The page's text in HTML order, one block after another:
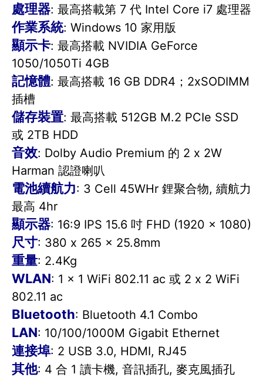
處理器: 最高搭載第 7 代 Intel Core i7 處理器
作業系統: Windows 10 家用版
顯示卡: 最高搭載 NVIDIA GeForce
1050/1050Ti 4GB
記憶體: 最高搭載 16 GB DDR4；2xSODIMM
插槽
儲存裝置: 最高搭載 512GB M.2 PCIe SSD
或 2TB HDD
音效: Dolby Audio Premium 的 2 x 2W
Harman 認證喇叭
電池續航力: 3 Cell 45WHr 鋰聚合物, 續航力
最高 4hr
顯示器: 16:9 IPS 15.6 吋 FHD (1920 x 1080)
尺寸: 380 x 265 x 25.8mm
重量: 2.4Kg
WLAN: 1 x 1 WiFi 802.11 ac 或 2 x 2 WiFi
802.11 ac
Bluetooth: Bluetooth 4.1 Combo
LAN: 10/100/1000M Gigabit Ethernet
連接埠: 2 USB 3.0, HDMI, RJ45
其他: 4 合 1 讀卡機, 音訊插孔, 麥克風插孔